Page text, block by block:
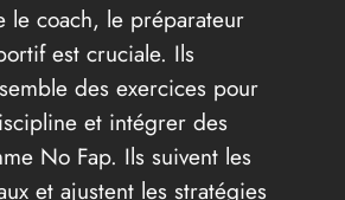
le coach, le préparateur
est cruciale. Ils
des exercices pour
et intégrer des
No Fap. Ils suivent les
et ajustent les stratégies